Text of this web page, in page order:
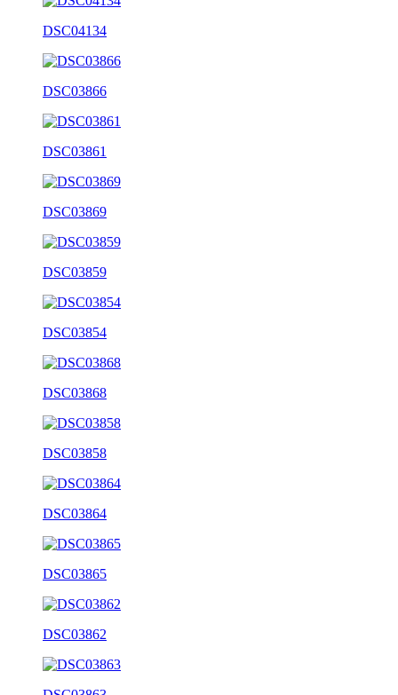
DSC04134
DSC03866
DSC03861
DSC03869
DSC03859
DSC03854
DSC03868
DSC03858
DSC03864
DSC03865
DSC03862